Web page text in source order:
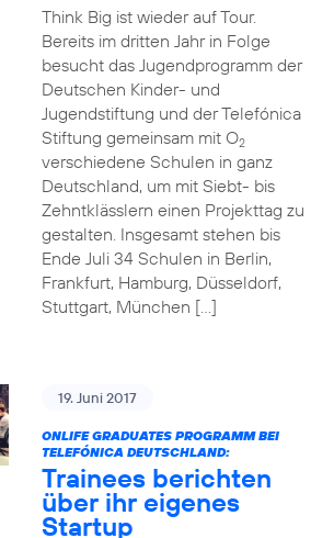
Think Big ist wieder auf Tour.
Bereits im dritten Jahr in Folge
besucht das Jugendprogramm der
Deutschen Kinder- und
Jugendstiftung und der Telefónica
Stiftung gemeinsam mit O2
verschiedene Schulen in ganz
Deutschland, um mit Siebt- bis
Zehntklässlern einen Projekttag zu
gestalten. Insgesamt stehen bis
Ende Juli 34 Schulen in Berlin,
Frankfurt, Hamburg, Düsseldorf,
Stuttgart, München […]
19. Juni 2017
ONLIFE GRADUATES PROGRAMM BEI
TELEFÓNICA DEUTSCHLAND:
Trainees berichten
über ihr eigenes
Startup